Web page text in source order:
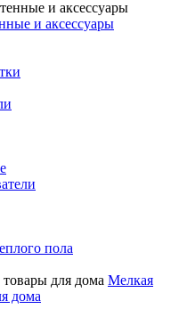
и аксессуары
пола
Мелкая
дома